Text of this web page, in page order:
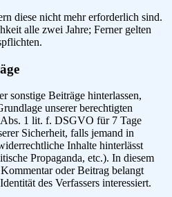
diese nicht mehr erforderlich sind.
alle zwei Jahre; Ferner gelten
sonstige Beiträge hinterlassen,
unserer berechtigten
1 lit. f. DSGVO für 7 Tage
Sicherheit, falls jemand in
Inhalte hinterlässt
Propaganda, etc.). In diesem
oder Beitrag belangt
des Verfassers interessiert.